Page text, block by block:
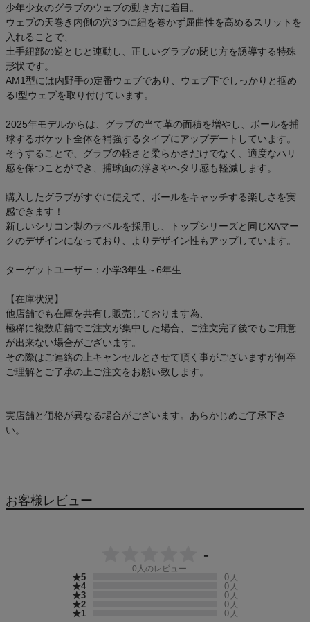
少年少女のグラブのウェブの動き方に着目。
ウェブの天巻き内側の穴3つに紐を巻かず屈曲性を高めるスリットを
入れることで、
土手紐部の逆とじと連動し、正しいグラブの閉じ方を誘導する特殊
形状です。
AM1型には内野手の定番ウェブであり、ウェブ下でしっかりと掴め
るI型ウェブを取り付けています。
2025年モデルからは、グラブの当て革の面積を増やし、ボールを捕
球するポケット全体を補強するタイプにアップデートしています。
そうすることで、グラブの軽さと柔らかさだけでなく、適度なハリ
感を保つことができ、捕球面の浮きやヘタリ感も軽減します。
購入したグラブがすぐに使えて、ボールをキャッチする楽しさを実
感できます！
新しいシリコン製のラベルを採用し、トップシリーズと同じXAマー
クのデザインになっており、よりデザイン性もアップしています。
ターゲットユーザー：小学3年生～6年生
【在庫状況】
他店舗でも在庫を共有し販売しております為、
極稀に複数店舗でご注文が集中した場合、ご注文完了後でもご用意
が出来ない場合がございます。
その際はご連絡の上キャンセルとさせて頂く事がございますが何卒
ご理解とご了承の上ご注文をお願い致します。
実店舗と価格が異なる場合がございます。あらかじめご了承下さ
い。
お客様レビュー
-
0 人のレビュー
★5 0 人
★4 0 人
★3 0 人
★2 0 人
★1 0 人